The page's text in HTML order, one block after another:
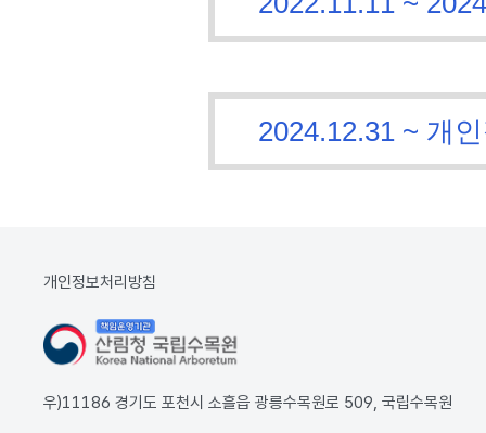
2024.12.31 ~ 개
개인정보처리방침
우)11186 경기도 포천시 소흘읍 광릉수목원로 509, 국립수목원